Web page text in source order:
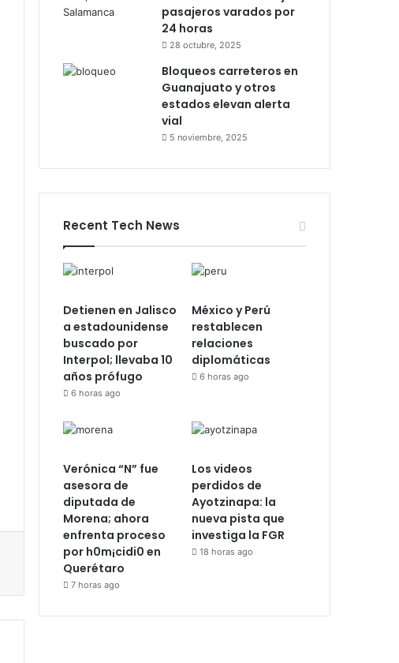
pasajeros varados por
24 horas
28 octubre, 2025
Bloqueos carreteros en
Guanajuato y otros
estados elevan alerta
vial
5 noviembre, 2025
Recent Tech News
Detienen en Jalisco
a estadounidense
buscado por
Interpol; llevaba 10
años prófugo
6 horas ago
México y Perú
restablecen
relaciones
diplomáticas
6 horas ago
Verónica “N” fue
asesora de
diputada de
Morena; ahora
enfrenta proceso
por h0m¡cidi0 en
Querétaro
7 horas ago
Los videos
perdidos de
Ayotzinapa: la
nueva pista que
investiga la FGR
18 horas ago